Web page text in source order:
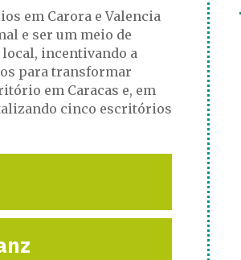
em Carora e Valencia
e ser um meio de
local, incentivando a
para transformar
em Caracas e, em
cinco escritórios